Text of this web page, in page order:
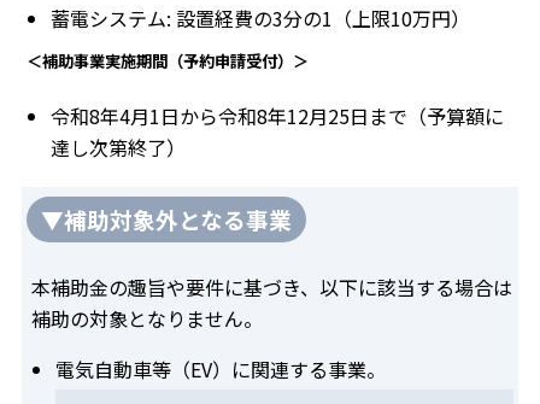
蓄電システム: 設置経費の3分の1（上限10万円）
＜補助事業実施期間（予約申請受付）＞
令和8年4月1日から令和8年12月25日まで（予算額に
達し次第終了）
▼補助対象外となる事業
本補助金の趣旨や要件に基づき、以下に該当する場合は
補助の対象となりません。
電気自動車等（EV）に関連する事業。